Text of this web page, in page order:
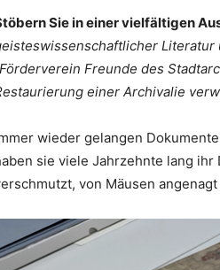
Sie in einer vielfältigen
Literatur
Freunde des
einer Archivalie
wieder gelangen
sie viele Jahrzehnte lang
von Mäusen